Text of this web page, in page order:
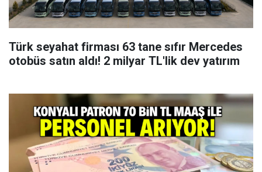
Türk seyahat firması 63 tane sıfır Mercedes
otobüs satın aldı! 2 milyar TL'lik dev yatırım